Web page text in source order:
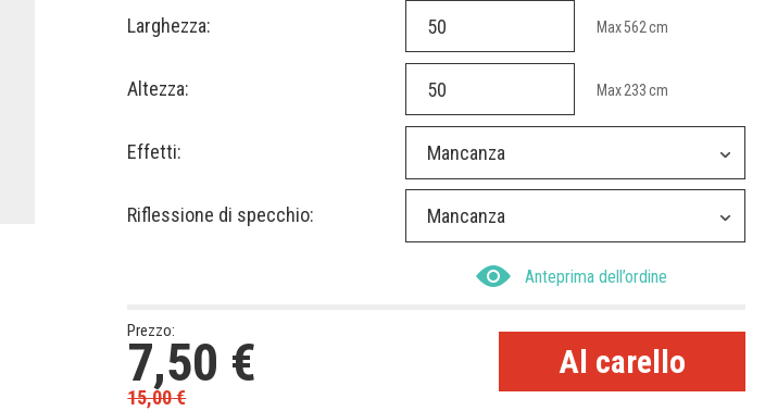
Larghezza: Max562 cm
Altezza: Max233 cm
Effetti: Mancanza
Riflessione di specchio: Mancanza
Anteprima dell’ordine
Prezzo:
7,50 €
15,00€